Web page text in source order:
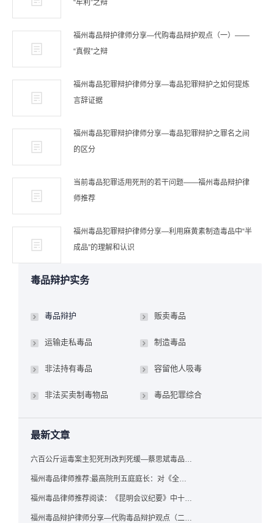
“牟利”之辩
福州毒品辩护律师分享—代购毒品辩护观点（一）——
“真假”之辩
福州毒品犯罪辩护律师分享—毒品犯罪辩护之如何提炼
言辞证据
福州毒品犯罪辩护律师分享—毒品犯罪辩护之罪名之间
的区分
当前毒品犯罪适用死刑的若干问题——福州毒品辩护律
师推荐
福州毒品犯罪辩护律师分享—利用麻黄素制造毒品中“半
成品”的理解和认识
毒品辩护实务
毒品辩护 贩卖毒品
运输走私毒品 制造毒品
非法持有毒品 容留他人吸毒
非法买卖制毒物品 毒品犯罪综合
最新文章
六百公斤运毒案主犯死刑改判死缓—蔡思斌毒品犯罪辩护成功案例
福州毒品律师推荐:最高院刑五庭庭长：对《全国法院毒品案件审判工作会议纪要》的理解与适用
福州毒品律师推荐阅读：《昆明会议纪要》中十个“意想不到”的规定
福州毒品辩护律师分享—代购毒品辩护观点（二）——“牟利”之辩